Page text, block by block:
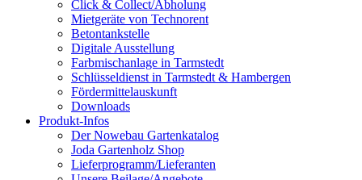
Click & Collect/Abholung
Mietgeräte von Technorent
Betontankstelle
Digitale Ausstellung
Farbmischanlage in Tarmstedt
Schlüsseldienst in Tarmstedt & Hambergen
Fördermittelauskunft
Downloads
Produkt-Infos
Der Nowebau Gartenkatalog
Joda Gartenholz Shop
Lieferprogramm/Lieferanten